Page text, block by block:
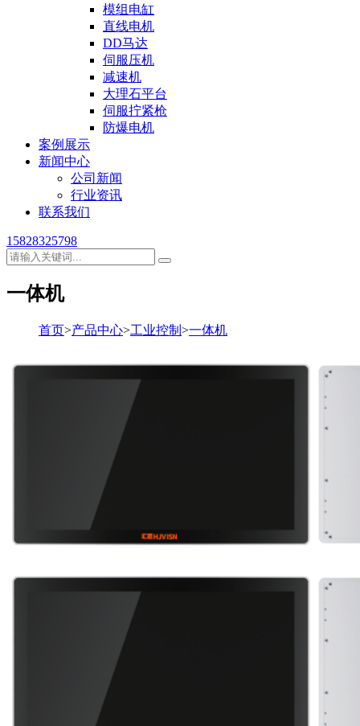
模组电缸
直线电机
DD马达
伺服压机
减速机
大理石平台
伺服拧紧枪
防爆电机
案例展示
新闻中心
公司新闻
行业资讯
联系我们
15828325798
一体机
首页>产品中心>工业控制 >一体机